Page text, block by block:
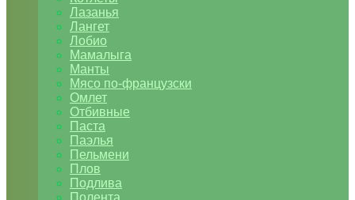
Лазанья
Лангет
Лобио
Мамалыга
Манты
Мясо по-французски
Омлет
Отбивные
Паста
Паэлья
Пельмени
Плов
Подлива
Полента